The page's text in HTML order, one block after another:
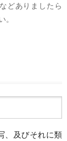
どありましたら
、及びそれに類